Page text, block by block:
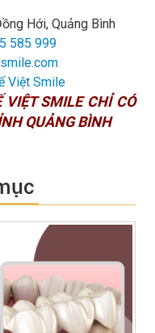
Hới, Quảng Bình
585 999
Việt Smile
SMILE CHỈ CÓ
QUẢNG BÌNH